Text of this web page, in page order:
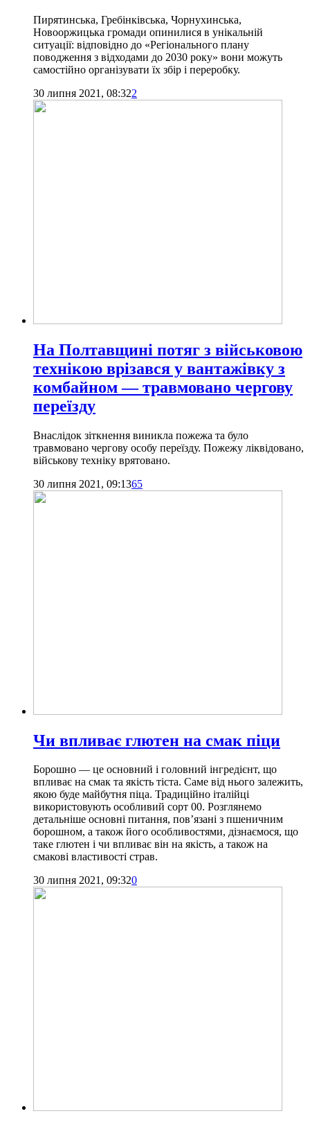
Пирятинська, Гребінківська, Чорнухинська,
Новооржицька громади опинилися в унікальній
ситуації: відповідно до «Регіонального плану
поводження з відходами до 2030 року» вони можуть
самостійно організувати їх збір і переробку.
30 липня 2021, 08:322
На Полтавщині потяг з військовою
технікою врізався у вантажівку з
комбайном — травмовано чергову
переїзду
Внаслідок зіткнення виникла пожежа та було
травмовано чергову особу переїзду. Пожежу ліквідовано,
військову техніку врятовано.
30 липня 2021, 09:1365
Чи впливає глютен на смак піци
Борошно — це основний і головний інгредієнт, що
впливає на смак та якість тіста. Саме від нього залежить,
якою буде майбутня піца. Традиційно італійці
використовують особливий сорт 00. Розглянемо
детальніше основні питання, пов’язані з пшеничним
борошном, а також його особливостями, дізнаємося, що
таке глютен і чи впливає він на якість, а також на
смакові властивості страв.
30 липня 2021, 09:320